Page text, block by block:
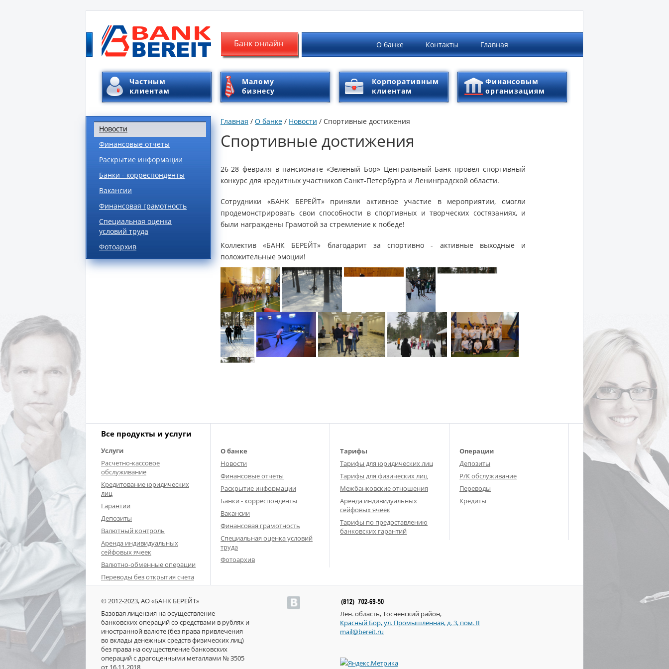
Банк онлайн О банке Контакты Главная
Частным
клиентам
Малому
бизнесу
Корпоративным
клиентам
Финансовым
организациям
Новости
Финансовые отчеты
Раскрытие информации
Банки - корреспонденты
Вакансии
Финансовая грамотность
Специальная оценка
условий труда
Фотоархив
Главная / О банке / Новости / Спортивные достижения
Спортивные достижения
26-28 февраля в пансионате «Зеленый Бор» Центральный Банк провел спортивный
конкурс для кредитных участников Санкт-Петербурга и Ленинградской области.
Сотрудники «БАНК БЕРЕЙТ» приняли активное участие в мероприятии, смогли
продемонстрировать свои способности в спортивных и творческих состязаниях, и
были награждены Грамотой за стремление к победе!
Коллектив «БАНК БЕРЕЙТ» благодарит за спортивно - активные выходные и
положительные эмоции!
Все продукты и услуги
Услуги
Расчетно-кассовое
обслуживание
Кредитование юридических
лиц
Гарантии
Депозиты
Валютный контроль
Аренда индивидуальных
сейфовых ячеек
Валютно-обменные операции
Переводы без открытия счета
О банке
Новости
Финансовые отчеты
Раскрытие информации
Банки - корреспонденты
Вакансии
Финансовая грамотность
Специальная оценка условий
труда
Фотоархив
Тарифы
Тарифы для юридических лиц
Тарифы для физических лиц
Межбанковские отношения
Аренда индивидуальных
сейфовых ячеек
Тарифы по предоставлению
банковских гарантий
Операции
Депозиты
Р/К обслуживание
Переводы
Кредиты
© 2012-2023, АО «БАНК БЕРЕЙТ»
Базовая лицензия на осуществление
банковских операций со средствами в рублях и
иностранной валюте (без права привлечения
во вклады денежных средств физических лиц)
без права на осуществление банковских
операций с драгоценными металлами № 3505
от 16.11.2018
Лен. область, Тосненский район,
Красный Бор, ул. Промышленная, д. 3, пом. II
mail@bereit.ru